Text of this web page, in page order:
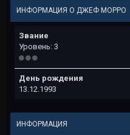
ИНФОРМАЦИЯ О ДЖЕФ МОРРО
Звание
Уровень: 3
День рождения
13.12.1993
ИНФОРМАЦИЯ